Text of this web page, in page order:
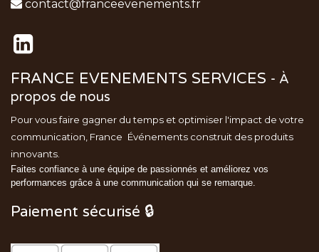
contact@franceevenements.fr
FRANCE EVENEMENTS SERVICES - À
propos de nous
Pour vous faire gagner du temps et optimiser l'impact de votre
communication, France Événements construit des produits
innovants.
Faites confiance à une équipe de passionnés et améliorez vos
performances grâce à une communication qui se remarque.
Paiement sécurisé 🔒